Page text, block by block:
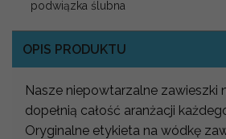
podwiązka ślubna
OPIS PRODUKTU
Nasze niepowtarzalne zawieszki
dopełnią całość aranżacji
Oryginalne etykieta na wódkę